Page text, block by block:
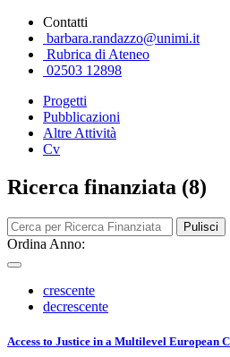
Contatti
barbara.randazzo@unimi.it
Rubrica di Ateneo
02503 12898
Progetti
Pubblicazioni
Altre Attività
Cv
Ricerca finanziata (8)
Pulisci
Ordina Anno:
crescente
decrescente
Access to Justice in a Multilevel European